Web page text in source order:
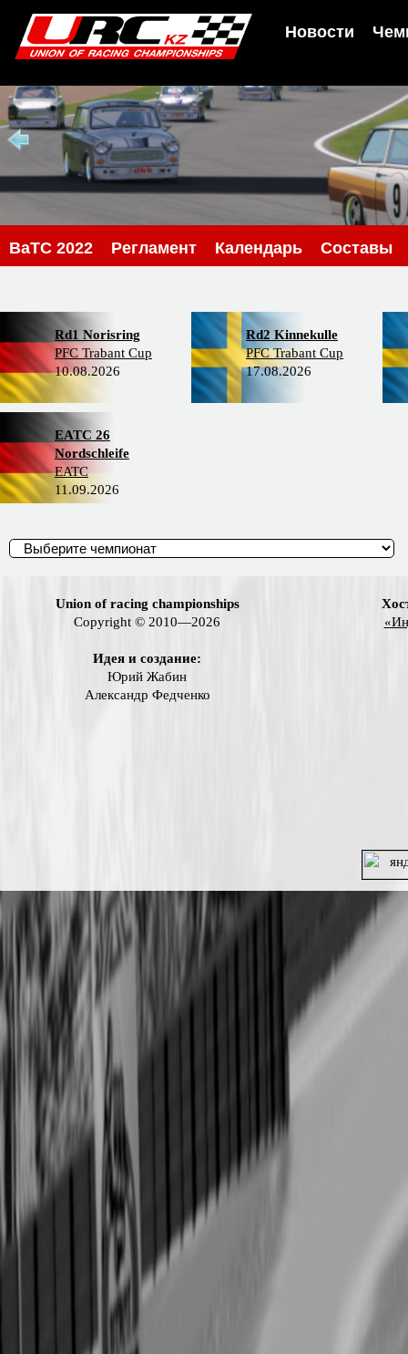
Новости
BaTC 2022 Регламент Календарь Составы
Rd1 Norisring
PFC Trabant Cup
10.08.2026
Rd2 Kinnekulle
PFC Trabant Cup
17.08.2026
EATC 26
Nordschleife
EATC
11.09.2026
Union of racing championships
Copyright © 2010—2026
Идея и создание:
Юрий Жабин
Александр Федченко